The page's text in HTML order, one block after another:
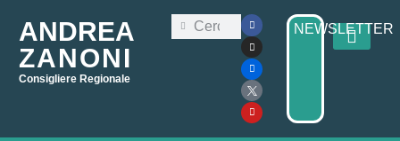
ANDREA
ZANONI
Consigliere Regionale
NEWSLETTER